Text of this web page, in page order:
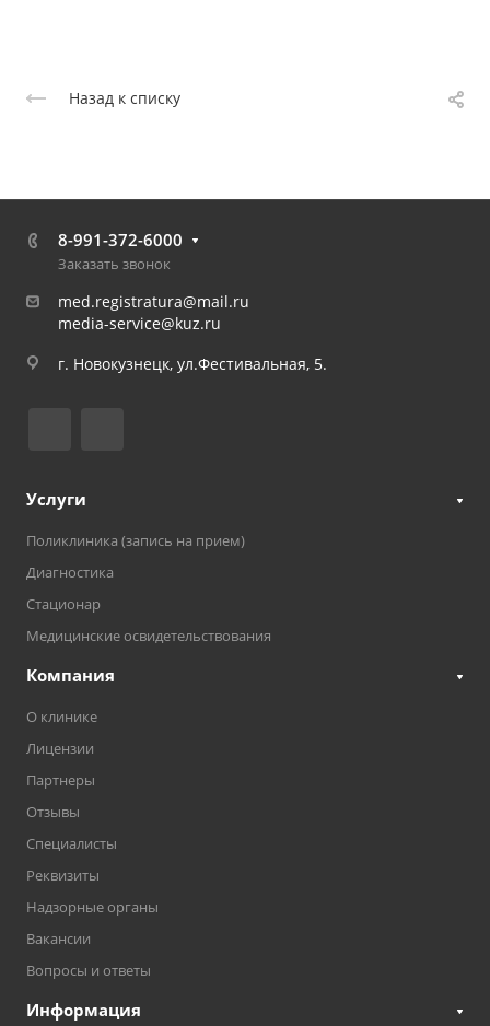
Назад к списку
8-991-372-6000
Заказать звонок
med.registratura@mail.ru
media-service@kuz.ru
г. Новокузнецк, ул.Фестивальная, 5.
Услуги
Поликлиника (запись на прием)
Диагностика
Стационар
Медицинские освидетельствования
Компания
О клинике
Лицензии
Партнеры
Отзывы
Специалисты
Реквизиты
Надзорные органы
Вакансии
Вопросы и ответы
Информация